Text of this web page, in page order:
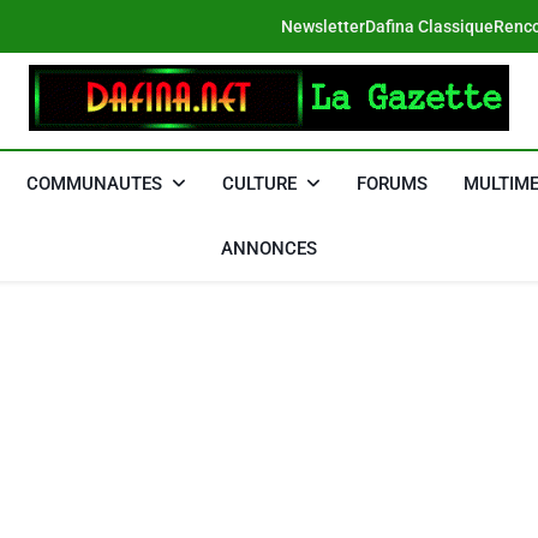
NewsletterDafina Classique
DAFINA
COMMUNAUTES CULTURE FORUMS
ANNONCES